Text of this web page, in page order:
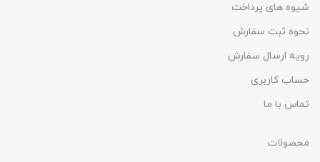
شیوه های پرداخت
نحوه ثبت سفارش
رویه ارسال سفارش
حساب کاربری
تماس با ما
محصولات